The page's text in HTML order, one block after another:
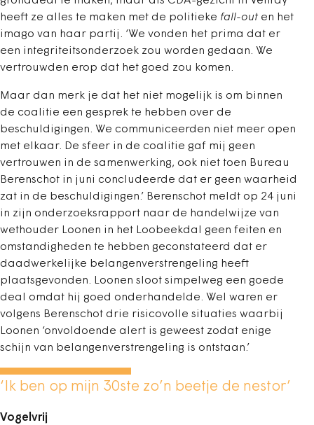
heeft ze alles te maken met de politieke fall-out en het
imago van haar partij. ‘We vonden het prima dat er
een integriteitsonderzoek zou worden gedaan. We
vertrouwden erop dat het goed zou komen.
Maar dan merk je dat het niet mogelijk is om binnen
de coalitie een gesprek te hebben over de
beschuldigingen. We communiceerden niet meer open
met elkaar. De sfeer in de coalitie gaf mij geen
vertrouwen in de samenwerking, ook niet toen Bureau
Berenschot in juni concludeerde dat er geen waarheid
zat in de beschuldigingen.’ Berenschot meldt op 24 juni
in zijn onderzoeksrapport naar de handelwijze van
wethouder Loonen in het Loobeekdal geen feiten en
omstandigheden te hebben geconstateerd dat er
daadwerkelijke belangenverstrengeling heeft
plaatsgevonden. Loonen sloot simpelweg een goede
deal omdat hij goed onderhandelde. Wel waren er
volgens Berenschot drie risicovolle situaties waarbij
Loonen ‘onvoldoende alert is geweest zodat enige
schijn van belangenverstrengeling is ontstaan.’
‘Ik ben op mijn 30ste zo’n beetje de nestor’
Vogelvrij